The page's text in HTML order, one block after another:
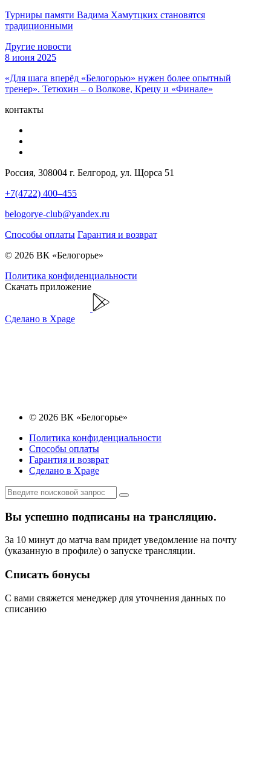
Турниры памяти Вадима Хамутцких становятся
традиционными
Другие новости
8 июня 2025
«Для шага вперёд «Белогорью» нужен более опытный
тренер». Тетюхин – о Волкове, Крецу и «Финале»
контакты
Россия, 308004 г. Белгород, ул. Щорса 51
+7(4722) 400–455
belogorye-club@yandex.ru
Способы оплаты Гарантия и возврат
© 2026 ВК «Белогорье»
Политика конфиденциальности
Скачать приложение
Сделано в Xpage
© 2026 ВК «Белогорье»
Политика конфиденциальности
Способы оплаты
Гарантия и возврат
Сделано в Xpage
Вы успешно подписаны на трансляцию.
За 10 минут до матча вам придет уведомление на почту
(указанную в профиле) о запуске трансляции.
Списать бонусы
С вами свяжется менеджер для уточнения данных по
списанию